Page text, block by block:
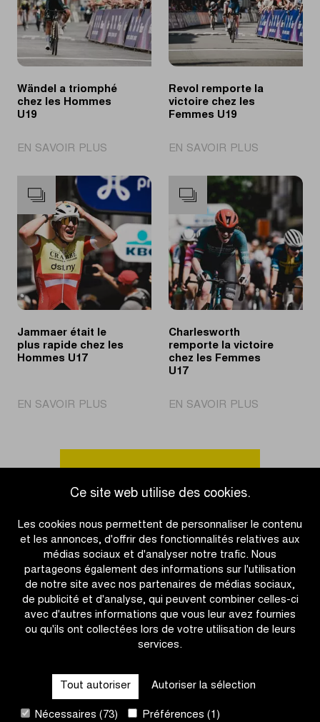
Ce site web utilise des cookies.
Les cookies nous permettent de personnaliser le contenu
et les annonces, d'offrir des fonctionnalités relatives aux
médias sociaux et d'analyser notre trafic. Nous
partageons également des informations sur l'utilisation
de notre site avec nos partenaires de médias sociaux,
de publicité et d'analyse, qui peuvent combiner celles-ci
avec d'autres informations que vous leur avez fournies
ou qu'ils ont collectées lors de votre utilisation de leurs
services.
Tout autoriser Autoriser la sélection
Nécessaires (73) Préférences (1)
Wändel a triomphé
chez les Hommes
U19
EN SAVOIR PLUS
a
triomphé
chez
les
Hommes
U19
Revol remporte la
victoire chez les
Femmes U19
EN SAVOIR PLUS
remporte
la
victoire
chez
les
Femmes
U19
Jammaer était le
plus rapide chez les
Hommes U17
EN SAVOIR PLUS
le
plus
chez
Hommes
U17
Charlesworth
remporte la victoire
chez les Femmes
U17
EN SAVOIR PLUS
la
victoire
U17